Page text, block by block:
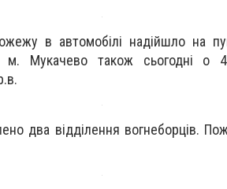
в автомобілі надійшло на
м. Мукачево також сьогодні о
два відділення вогнеборців.